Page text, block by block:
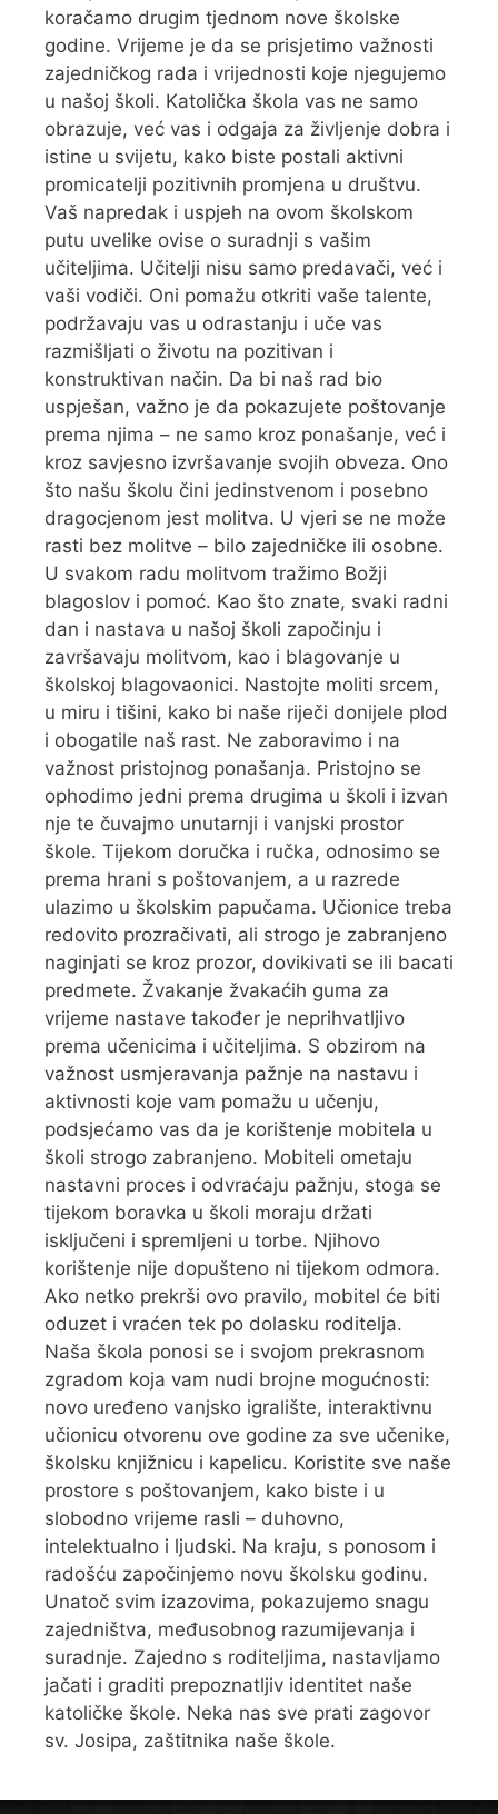
koračamo drugim tjednom nove školske
godine. Vrijeme je da se prisjetimo važnosti
zajedničkog rada i vrijednosti koje njegujemo
u našoj školi. Katolička škola vas ne samo
obrazuje, već vas i odgaja za življenje dobra i
istine u svijetu, kako biste postali aktivni
promicatelji pozitivnih promjena u društvu.
Vaš napredak i uspjeh na ovom školskom
putu uvelike ovise o suradnji s vašim
učiteljima. Učitelji nisu samo predavači, već i
vaši vodiči. Oni pomažu otkriti vaše talente,
podržavaju vas u odrastanju i uče vas
razmišljati o životu na pozitivan i
konstruktivan način. Da bi naš rad bio
uspješan, važno je da pokazujete poštovanje
prema njima – ne samo kroz ponašanje, već i
kroz savjesno izvršavanje svojih obveza. Ono
što našu školu čini jedinstvenom i posebno
dragocjenom jest molitva. U vjeri se ne može
rasti bez molitve – bilo zajedničke ili osobne.
U svakom radu molitvom tražimo Božji
blagoslov i pomoć. Kao što znate, svaki radni
dan i nastava u našoj školi započinju i
završavaju molitvom, kao i blagovanje u
školskoj blagovaonici. Nastojte moliti srcem,
u miru i tišini, kako bi naše riječi donijele plod
i obogatile naš rast. Ne zaboravimo i na
važnost pristojnog ponašanja. Pristojno se
ophodimo jedni prema drugima u školi i izvan
nje te čuvajmo unutarnji i vanjski prostor
škole. Tijekom doručka i ručka, odnosimo se
prema hrani s poštovanjem, a u razrede
ulazimo u školskim papučama. Učionice treba
redovito prozračivati, ali strogo je zabranjeno
naginjati se kroz prozor, dovikivati se ili bacati
predmete. Žvakanje žvakaćih guma za
vrijeme nastave također je neprihvatljivo
prema učenicima i učiteljima. S obzirom na
važnost usmjeravanja pažnje na nastavu i
aktivnosti koje vam pomažu u učenju,
podsjećamo vas da je korištenje mobitela u
školi strogo zabranjeno. Mobiteli ometaju
nastavni proces i odvraćaju pažnju, stoga se
tijekom boravka u školi moraju držati
isključeni i spremljeni u torbe. Njihovo
korištenje nije dopušteno ni tijekom odmora.
Ako netko prekrši ovo pravilo, mobitel će biti
oduzet i vraćen tek po dolasku roditelja.
Naša škola ponosi se i svojom prekrasnom
zgradom koja vam nudi brojne mogućnosti:
novo uređeno vanjsko igralište, interaktivnu
učionicu otvorenu ove godine za sve učenike,
školsku knjižnicu i kapelicu. Koristite sve naše
prostore s poštovanjem, kako biste i u
slobodno vrijeme rasli – duhovno,
intelektualno i ljudski. Na kraju, s ponosom i
radošću započinjemo novu školsku godinu.
Unatoč svim izazovima, pokazujemo snagu
zajedništva, međusobnog razumijevanja i
suradnje. Zajedno s roditeljima, nastavljamo
jačati i graditi prepoznatljiv identitet naše
katoličke škole. Neka nas sve prati zagovor
sv. Josipa, zaštitnika naše škole.